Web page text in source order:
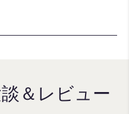
＆レビュー